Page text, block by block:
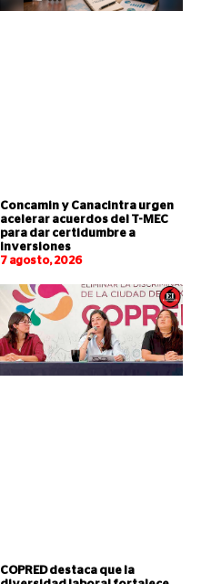
Concamin y Canacintra urgen
acelerar acuerdos del T-MEC
para dar certidumbre a
inversiones
7 agosto, 2026
COPRED destaca que la